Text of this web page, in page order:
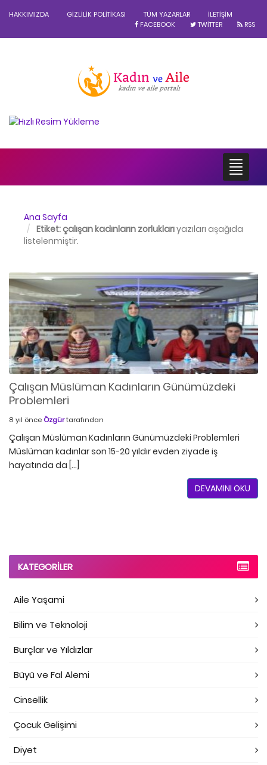
HAKKIMIZDA GIZLILIK POLITIKASI TÜM YAZARLAR
İLETIŞIM
FACEBOOK
TWITTER RSS
Ana Sayfa
Etiket:çalışan kadınların zorluklarıyazıları aşağıda
listelenmiştir.
Çalışan Müslüman Kadınların Günümüzdeki
Problemleri
8 yıl önce Özgürtarafından
Çalışan Müslüman Kadınların Günümüzdeki Problemleri
Müslüman kadınlar son 15-20 yıldır evden ziyade iş
hayatında da […]
DEVAMINI OKU
KATEGORILER
Aile Yaşami
Bilim ve Teknoloji
Burçlar ve Yıldızlar
Büyü ve Fal Alemi
Cinsellik
Çocuk Gelişimi
Diyet